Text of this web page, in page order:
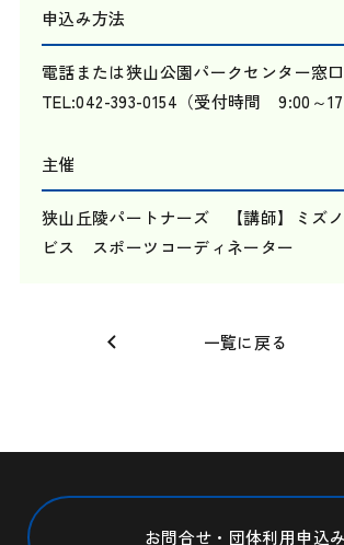
申込み方法
電話または狭山公園パークセンター窓
TEL:042-393-0154（受付時間 9:00～
主催
狭山丘陵パートナーズ 【講師】ミズ
ビス スポーツコーディネーター
一覧に戻る
お問合せ・団体利用申込み